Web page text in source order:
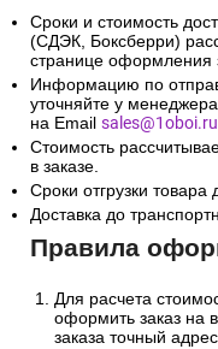
Сроки и стоимость
(СДЭК, Боксберри)
странице оформления
Информацию по
уточняйте у
на Email sales@1oboi.ru
Стоимость
в заказе.
Сроки отгрузки
Доставка до
Правила
Для расчета
оформить заказ на
заказа точный